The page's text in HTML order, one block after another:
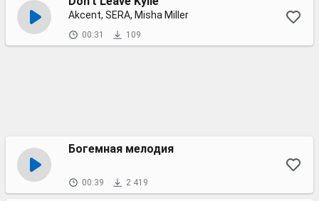
Akcent, SERA, Misha Miller
00:31 109
Богемная мелодия
00:39 2 419